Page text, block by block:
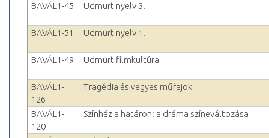
BAVÁL1-45 Udmurt nyelv 3.
BAVÁL1-51 Udmurt nyelv 1.
BAVÁL1-49 Udmurt filmkultúra
BAVÁL1-
126
Tragédia és vegyes műfajok
BAVÁL1-
120
Színház a határon: a dráma színeváltozása